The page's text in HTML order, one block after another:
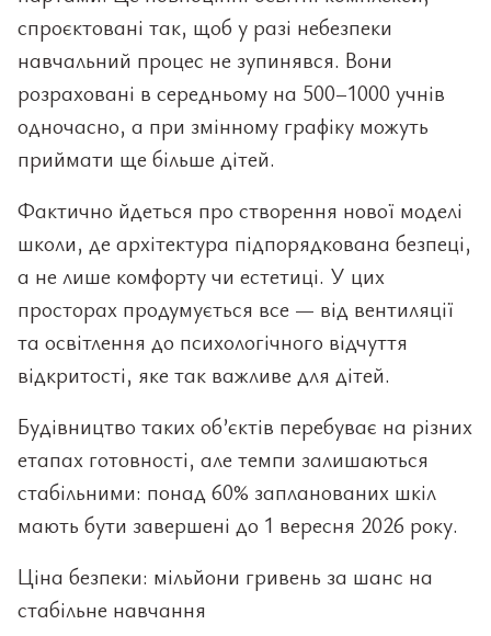
спроєктовані так, щоб у разі небезпеки
навчальний процес не зупинявся. Вони
розраховані в середньому на 500–1000 учнів
одночасно, а при змінному графіку можуть
приймати ще більше дітей.
Фактично йдеться про створення нової моделі
школи, де архітектура підпорядкована безпеці,
а не лише комфорту чи естетиці. У цих
просторах продумується все — від вентиляції
та освітлення до психологічного відчуття
відкритості, яке так важливе для дітей.
Будівництво таких об’єктів перебуває на різних
етапах готовності, але темпи залишаються
стабільними: понад 60% запланованих шкіл
мають бути завершені до 1 вересня 2026 року.
Ціна безпеки: мільйони гривень за шанс на
стабільне навчання